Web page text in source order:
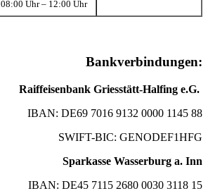
08:00 Uhr – 12:00 Uhr
Bankverbindungen:
Raiffeisenbank Griesstätt-Halfing e.G.
IBAN: DE69 7016 9132 0000 1145 88
SWIFT-BIC: GENODEF1HFG
Sparkasse Wasserburg a. Inn
IBAN: DE45 7115 2680 0030 3118 15